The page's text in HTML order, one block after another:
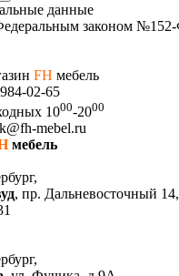
данные
законом
FH мебель
02-65
1000-2000
mebel.ru
мебель
, пр. Дальневосточный